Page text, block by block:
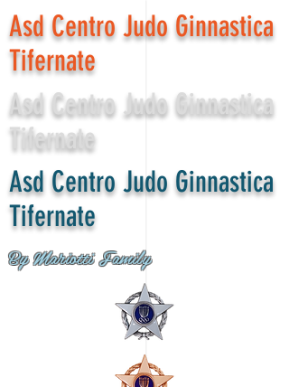
Asd Centro Judo Ginnastica
Tifernate
Asd Centro Judo Ginnastica
Tifernate
Asd Centro Judo Ginnastica
Tifernate
By Mariotti Family